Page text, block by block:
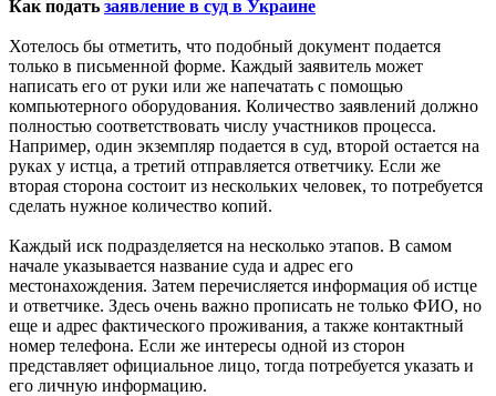
Как подать заявление в суд в Украине
Хотелось бы отметить, что подобный документ подается
только в письменной форме. Каждый заявитель может
написать его от руки или же напечатать с помощью
компьютерного оборудования. Количество заявлений должно
полностью соответствовать числу участников процесса.
Например, один экземпляр подается в суд, второй остается на
руках у истца, а третий отправляется ответчику. Если же
вторая сторона состоит из нескольких человек, то потребуется
сделать нужное количество копий.
Каждый иск подразделяется на несколько этапов. В самом
начале указывается название суда и адрес его
местонахождения. Затем перечисляется информация об истце
и ответчике. Здесь очень важно прописать не только ФИО, но
еще и адрес фактического проживания, а также контактный
номер телефона. Если же интересы одной из сторон
представляет официальное лицо, тогда потребуется указать и
его личную информацию.